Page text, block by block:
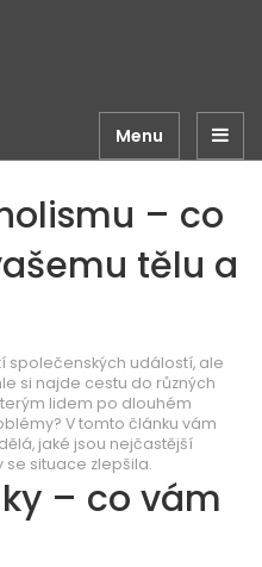
Menu
– co
tělu a
společenských událostí, ale
si najde cestu do různých
lidem po dlouhém
V tomto článku vám
jaké jsou nejčastější
se situace zlepšila.
– co vám